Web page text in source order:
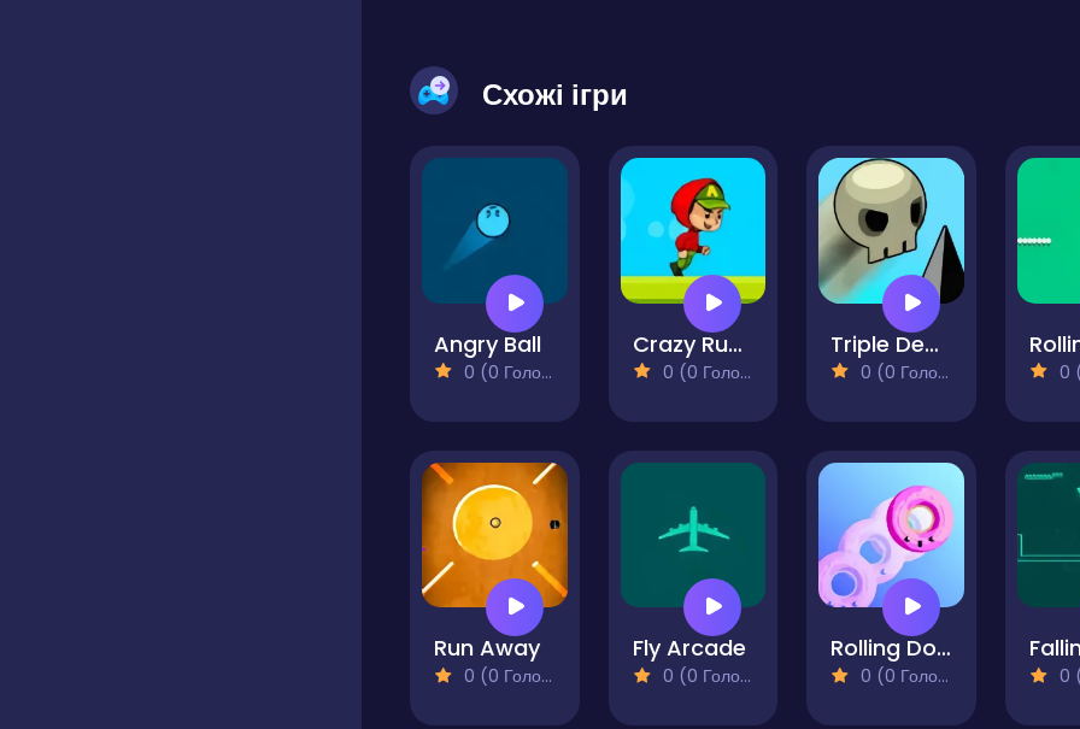
Схожі ігри
Angry Ball
0 (0 Голосів)
Crazy Runner Boy
0 (0 Голосів)
Triple Death Jump
0 (0 Голосів) 0
Run Away
0 (0 Голосів)
Fly Arcade
0 (0 Голосів)
Rolling Donut
0 (0 Голосів) 0